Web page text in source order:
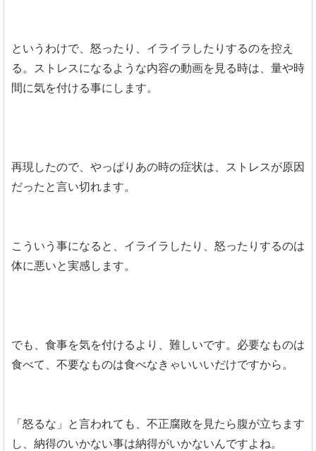
というわけで、怒ったり、イライラしたりするのを控え
る。ストレスになるような内容の動画を見る時は、量や時
間に気を付ける事にします。
再現したので、やっぱりあの時の症状は、ストレスが原因
だったと言い切れます。
こういう事になると、イライラしたり、怒ったりするのは
体に悪いと実感します。
でも、食事を気を付けるより、難しいです。必要なものは
食べて、不要なものは食べなきゃいいいだけですから。
「怒るな」と言われても、不正腐敗を見たら腹が立ちます
し、納得のいかない事は納得がいかないんですよね。